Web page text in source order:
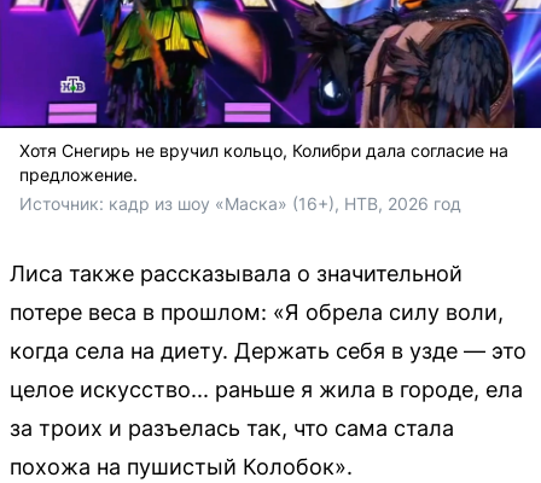
Хотя Снегирь не вручил кольцо, Колибри дала согласие на
предложение.
Источник: кадр из шоу «Маска» (16+), НТВ, 2026 год
Лиса также рассказывала о значительной
потере веса в прошлом: «Я обрела силу воли,
когда села на диету. Держать себя в узде — это
целое искусство... раньше я жила в городе, ела
за троих и разъелась так, что сама стала
похожа на пушистый Колобок».